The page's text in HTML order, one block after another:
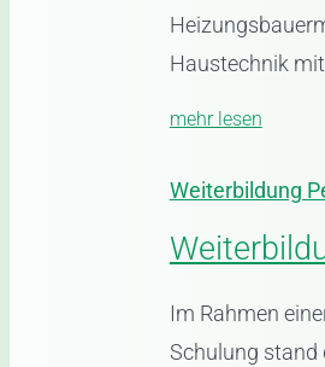
Haustechnik
mehr lesen
Weiterbildung
Im Rahmen
Schulung stand